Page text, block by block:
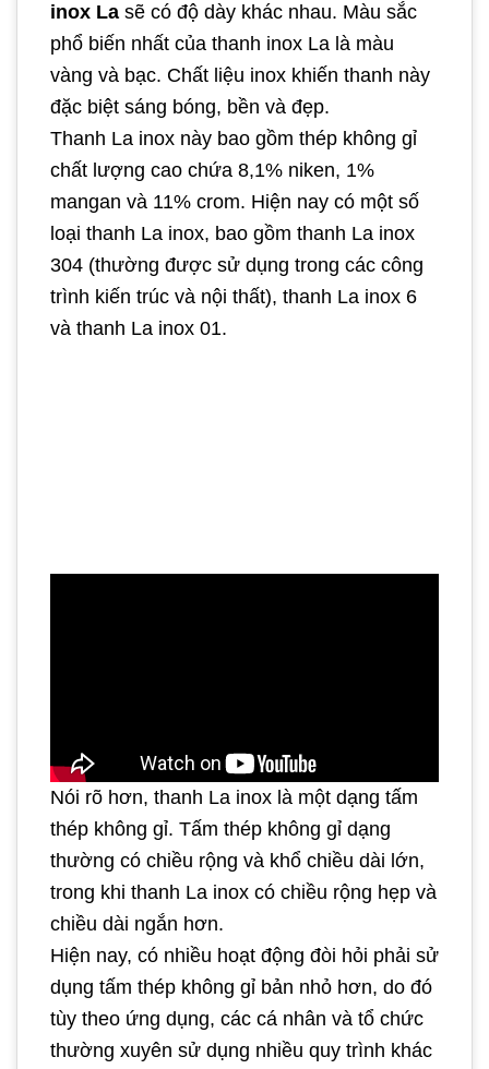
inox La sẽ có độ dày khác nhau. Màu sắc
phổ biến nhất của thanh inox La là màu
vàng và bạc. Chất liệu inox khiến thanh này
đặc biệt sáng bóng, bền và đẹp.
Thanh La inox này bao gồm thép không gỉ
chất lượng cao chứa 8,1% niken, 1%
mangan và 11% crom. Hiện nay có một số
loại thanh La inox, bao gồm thanh La inox
304 (thường được sử dụng trong các công
trình kiến trúc và nội thất), thanh La inox 6
và thanh La inox 01.
Nói rõ hơn, thanh La inox là một dạng tấm
thép không gỉ. Tấm thép không gỉ dạng
thường có chiều rộng và khổ chiều dài lớn,
trong khi thanh La inox có chiều rộng hẹp và
chiều dài ngắn hơn.
Hiện nay, có nhiều hoạt động đòi hỏi phải sử
dụng tấm thép không gỉ bản nhỏ hơn, do đó
tùy theo ứng dụng, các cá nhân và tổ chức
thường xuyên sử dụng nhiều quy trình khác